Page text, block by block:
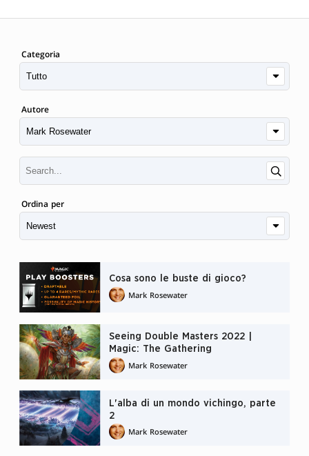
Categoria
Autore
Ordina per
Cosa sono le buste di gioco?
Mark Rosewater
Seeing Double Masters 2022 |
Magic: The Gathering
Mark Rosewater
L'alba di un mondo vichingo, parte
2
Mark Rosewater